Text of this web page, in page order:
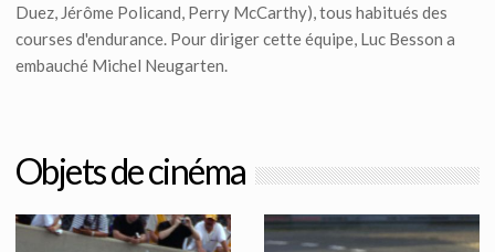
Duez, Jérôme Policand, Perry McCarthy), tous habitués des
courses d'endurance. Pour diriger cette équipe, Luc Besson a
embauché Michel Neugarten.
Objets de cinéma